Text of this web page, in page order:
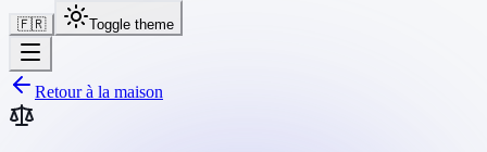
🇫🇷 Toggle theme
Retour à la maison